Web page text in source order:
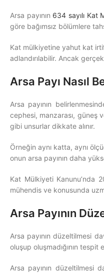
Arsa payının 634 sayılı Kat
göre bağımsız bölümlere
Kat mülkiyetine yahut kat
adlandırılabilir. Ancak
Arsa Payı Nasıl
Arsa payının
cephesi, manzarası, güneş
gibi unsurlar dikkate alınır.
Örneğin aynı katta, aynı
onun arsa payının daha
Kat Mülkiyeti Kanunu’nda
mühendis ve konusunda
Arsa Payının
Arsa payının düzeltilmesi
oluşup oluşmadığının
Arsa payının düzeltilmesi